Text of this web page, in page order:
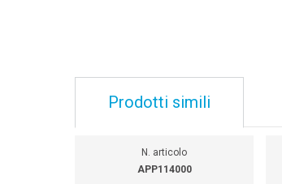
Prodotti simili
N. articolo
APP114000